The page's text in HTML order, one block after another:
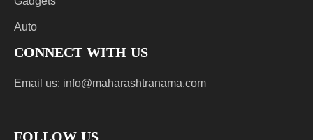
Auto
CONNECT WITH US
Email us: info@maharashtranama.com